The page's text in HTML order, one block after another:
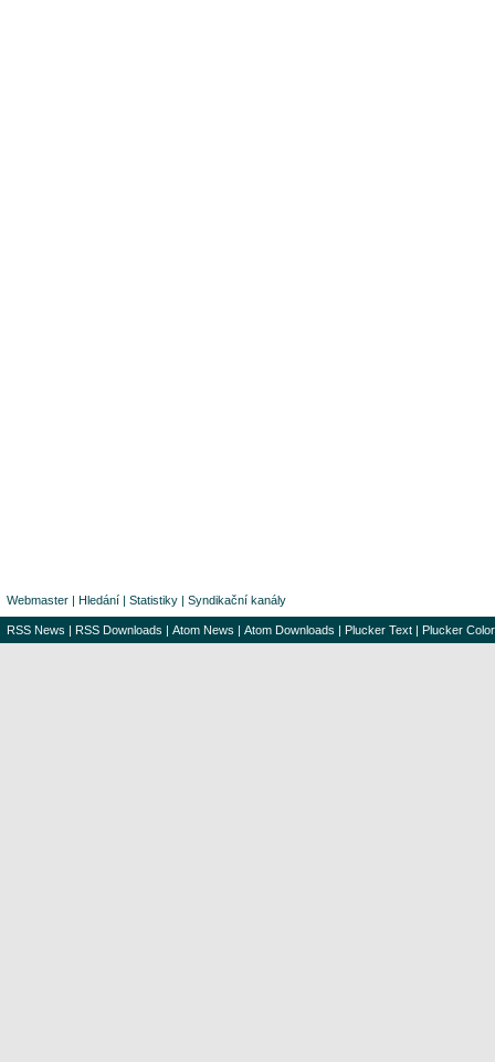
Webmaster | Hledání | Statistiky | Syndikační kanály
RSS News | RSS Downloads | Atom News | Atom Downloads | Plucker Text | Plucker Color